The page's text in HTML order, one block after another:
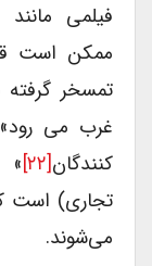
فیلمی مانند
ممکن است
تمسخر گرفته
کنندگان[۲۲]
»
تجاری) است
می‌شوند.